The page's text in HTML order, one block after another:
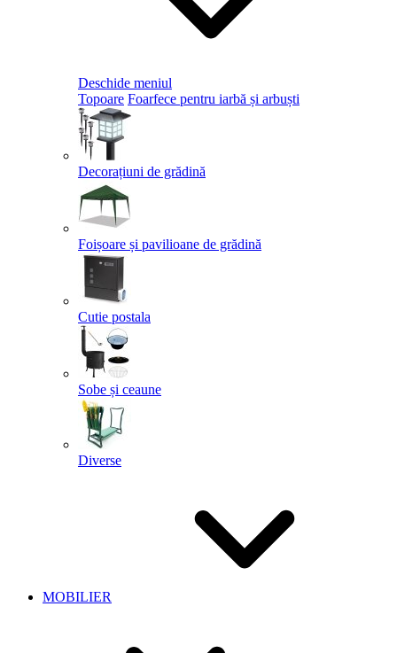
Deschide meniul
Topoare Foarfece pentru iarbă și arbuști
Decorațiuni de grădină
Foișoare și pavilioane de grădină
Cutie postala
Sobe și ceaune
Diverse
MOBILIER